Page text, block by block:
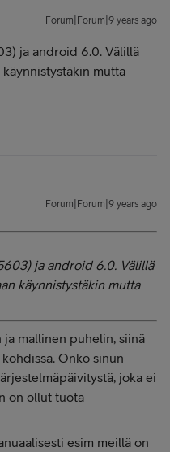
Forum|Forum|9 years ago
ja android 6.0. Välillä
mutta
Forum|Forum|9 years ago
ja android 6.0. Välillä
käynnistystäkin mutta
mallinen puhelin, siinä
Onko sinun
joka ei
on ollut tuota
esim meillä on